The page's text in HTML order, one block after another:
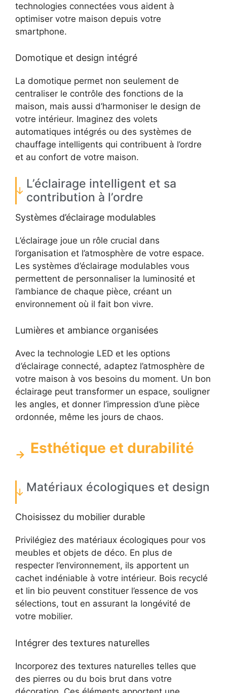
technologies connectées vous aident à
optimiser votre maison depuis votre
smartphone.
Domotique et design intégré
La domotique permet non seulement de
centraliser le contrôle des fonctions de la
maison, mais aussi d’harmoniser le design de
votre intérieur. Imaginez des volets
automatiques intégrés ou des systèmes de
chauffage intelligents qui contribuent à l’ordre
et au confort de votre maison.
L’éclairage intelligent et sa
contribution à l’ordre
Systèmes d’éclairage modulables
L’éclairage joue un rôle crucial dans
l’organisation et l’atmosphère de votre espace.
Les systèmes d’éclairage modulables vous
permettent de personnaliser la luminosité et
l’ambiance de chaque pièce, créant un
environnement où il fait bon vivre.
Lumières et ambiance organisées
Avec la technologie LED et les options
d’éclairage connecté, adaptez l’atmosphère de
votre maison à vos besoins du moment. Un bon
éclairage peut transformer un espace, souligner
les angles, et donner l’impression d’une pièce
ordonnée, même les jours de chaos.
Esthétique et durabilité
Matériaux écologiques et design
Choisissez du mobilier durable
Privilégiez des matériaux écologiques pour vos
meubles et objets de déco. En plus de
respecter l’environnement, ils apportent un
cachet indéniable à votre intérieur. Bois recyclé
et lin bio peuvent constituer l’essence de vos
sélections, tout en assurant la longévité de
votre mobilier.
Intégrer des textures naturelles
Incorporez des textures naturelles telles que
des pierres ou du bois brut dans votre